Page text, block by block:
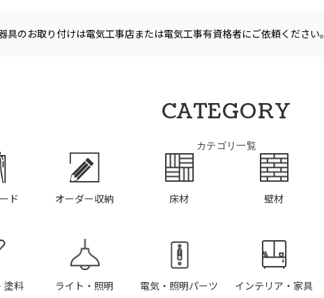
具のお取り付けは電気工事店または電気工事有資格者にご依頼ください。
CATEGORY
カテゴリ一覧
ド オーダー収納 床材 壁材
塗料 ライト・照明 電気・照明パーツ インテリア・家具